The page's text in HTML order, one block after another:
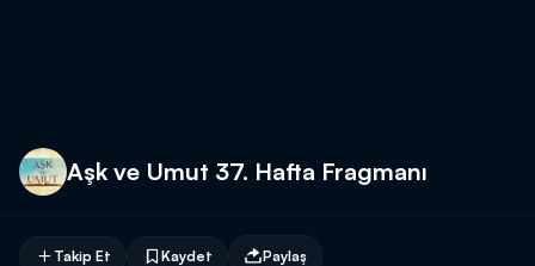
Aşk ve Umut 37. Hafta Fragmanı
Takip Et Kaydet Paylaş